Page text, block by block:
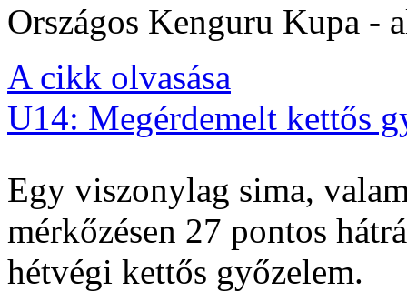
Országos Kenguru Kupa -
A cikk olvasása
U14: Megérdemelt kettős
Egy viszonylag sima,
mérkőzésen 27 pontos
hétvégi kettős győzelem.